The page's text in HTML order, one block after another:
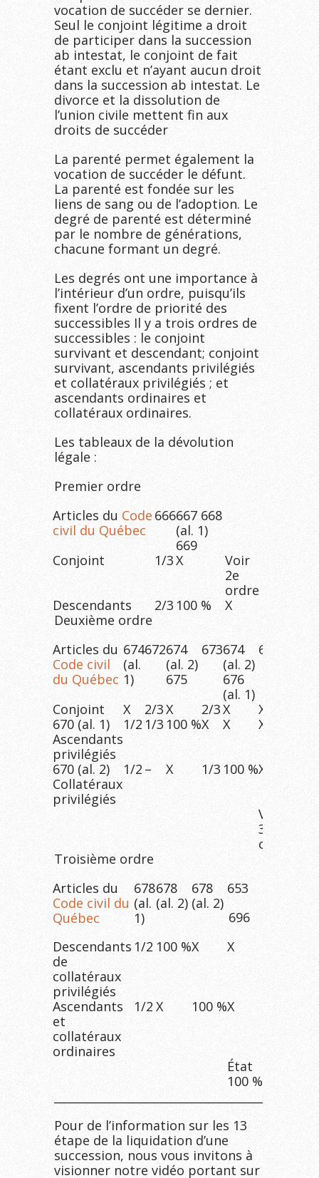
vocation de succéder se dernier.
Seul le conjoint légitime a droit
de participer dans la succession
ab intestat, le conjoint de fait
étant exclu et n’ayant aucun droit
dans la succession ab intestat. Le
divorce et la dissolution de
l’union civile mettent fin aux
droits de succéder
La parenté permet également la
vocation de succéder le défunt.
La parenté est fondée sur les
liens de sang ou de l’adoption. Le
degré de parenté est déterminé
par le nombre de générations,
chacune formant un degré.
Les degrés ont une importance à
l’intérieur d’un ordre, puisqu’ils
fixent l’ordre de priorité des
successibles Il y a trois ordres de
successibles : le conjoint
survivant et descendant; conjoint
survivant, ascendants privilégiés
et collatéraux privilégiés ; et
ascendants ordinaires et
collatéraux ordinaires.
Les tableaux de la dévolution
légale :
Premier ordre
Articles du Code
civil du Québec
666667 668
(al. 1)
669
Conjoint
1/3X
Voir
2e
ordre
Descendants
2/3 100 %
X
Deuxième ordre
Articles du
Code civil
du Québec
674
(al.
1)
672674
(al. 2)
675
673674
(al. 2)
676
(al. 1)
677
Conjoint X 2/3X 2/3X X
670 (al. 1)
Ascendants
privilégiés
1/2 1/3 100 %X X X
670 (al. 2)
Collatéraux
privilégiés
1/2 – X 1/3 100 %X
Voir
3e
ordre
Troisième ordre
Articles du
Code civil du
Québec
678
(al.
1)
678
(al. 2)
678
(al. 2)
653
696
Descendants
de
collatéraux
privilégiés
1/2 100 %X X
Ascendants
et
collatéraux
ordinaires
1/2 X 100 %X
État
100 %
Pour de l’information sur les 13
étape de la liquidation d’une
succession, nous vous invitons à
visionner notre vidéo portant sur